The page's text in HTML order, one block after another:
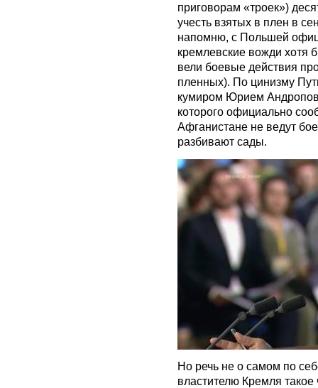
приговорам «троек»)
учесть взятых в плен в
напомню, с Польшей
кремлевские вожди хотя
вели боевые действия
пленных). По цинизму
кумиром Юрием
которого официально
Афганистане не ведут
разбивают сады.
Но речь не о самом по
властителю Кремля